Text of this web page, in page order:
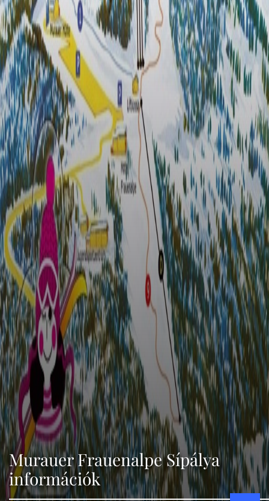
Murauer Frauenalpe Sípálya
információk